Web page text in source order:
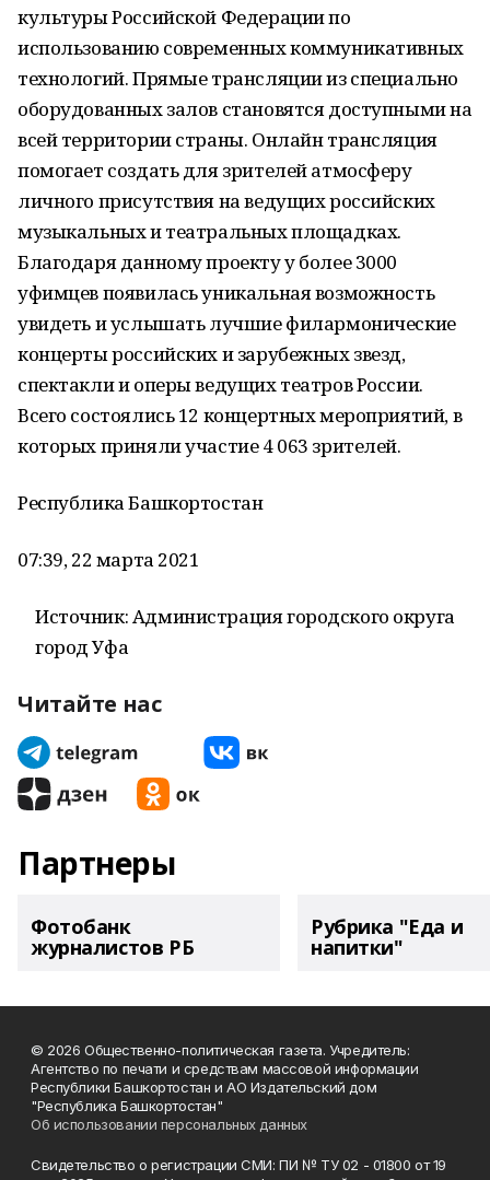
культуры Российской Федерации по
использованию современных коммуникативных
технологий. Прямые трансляции из специально
оборудованных залов становятся доступными на
всей территории страны. Онлайн трансляция
помогает создать для зрителей атмосферу
личного присутствия на ведущих российских
музыкальных и театральных площадках.
Благодаря данному проекту у более 3000
уфимцев появилась уникальная возможность
увидеть и услышать лучшие филармонические
концерты российских и зарубежных звезд,
спектакли и оперы ведущих театров России.
Всего состоялись 12 концертных мероприятий, в
которых приняли участие 4 063 зрителей.
Республика Башкортостан
07:39, 22 марта 2021
Источник: Администрация городского округа
город Уфа
Читайте нас
Партнеры
Фотобанк
журналистов РБ
Рубрика "Еда и
напитки"
© 2026 Общественно-политическая газета. Учредитель:
Агентство по печати и средствам массовой информации
Республики Башкортостан и АО Издательский дом
"Республика Башкортостан"
Об использовании персональных данных
Свидетельство о регистрации СМИ: ПИ № ТУ 02 - 01800 от 19